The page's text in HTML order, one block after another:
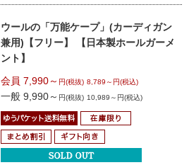
ウールの「万能ケープ」(カーディガン
兼用) 【フリー】 【日本製ホールガーメ
ント】
会員 7,990～ 円(税抜) 8,789～円(税込)
一般 9,990～ 円(税抜) 10,989～円(税込)